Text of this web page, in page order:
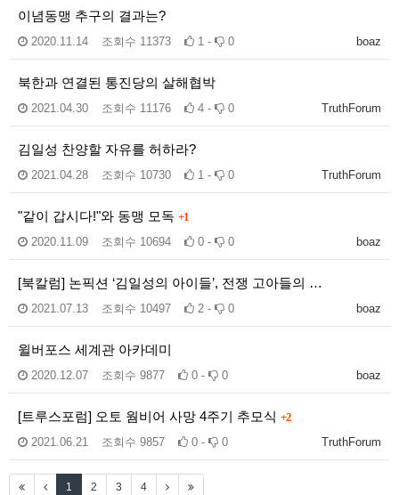
이념동맹 추구의 결과는?
boaz
2020.11.14 조회수 11373 1 - 0
북한과 연결된 통진당의 살해협박
TruthForum
2021.04.30 조회수 11176 4 - 0
김일성 찬양할 자유를 허하라?
TruthForum
2021.04.28 조회수 10730 1 - 0
"같이 갑시다!"와 동맹 모독 +1
boaz
2020.11.09 조회수 10694 0 - 0
[북칼럼] 논픽션 ‘김일성의 아이들’, 전쟁 고아들의 …
boaz
2021.07.13 조회수 10497 2 - 0
윌버포스 세계관 아카데미
boaz
2020.12.07 조회수 9877 0 - 0
[트루스포럼] 오토 웜비어 사망 4주기 추모식 +2
TruthForum
2021.06.21 조회수 9857 0 - 0
1 2 3 4